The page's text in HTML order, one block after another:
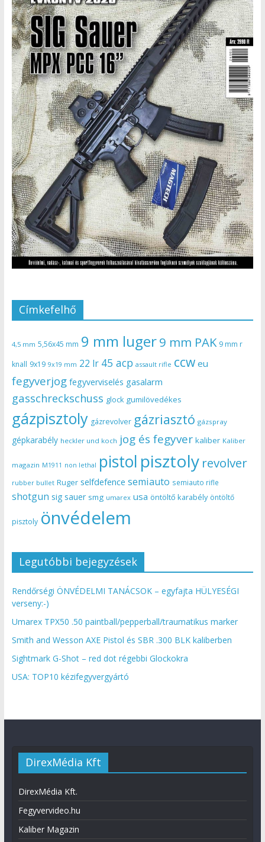
Címkefelhő
4,5 mm 5,56x45 mm 9 mm luger9 mm PAK 9 mm r
knall 9x19 9x19 mm 22 lr 45 acp assault rifle ccw eu
fegyverjog fegyverviselés gasalarm
gasschreckschuss glock gumilövedékes
gázpisztoly gázrevolver gázriasztó gázspray
gépkarabély heckler und koch jog és fegyver kaliber Kaliber
magazin M1911 non lethal pistol pisztoly revolver
rubber bullet Ruger selfdefence semiauto semiauto rifle
shotgun sig sauer smg umarex usa öntöltő karabély öntöltő
pisztoly önvédelem
Legutóbbi bejegyzések
Rendőrségi ÖNVÉDELMI TANÁCSOK – egyfajta HÜLYESÉGI
verseny:-)
Umarex TPX50 .50 paintball/pepperball/traumatikus marker
Smith and Wesson AXE Pistol és SBR .300 BLK kaliberben
Sightmark G-Shot – red dot régebbi Glockokra
USA: TOP10 kézifegyvergyártó
DirexMédia Kft
DirexMédia Kft.
Fegyvervideo.hu
Kaliber Magazin